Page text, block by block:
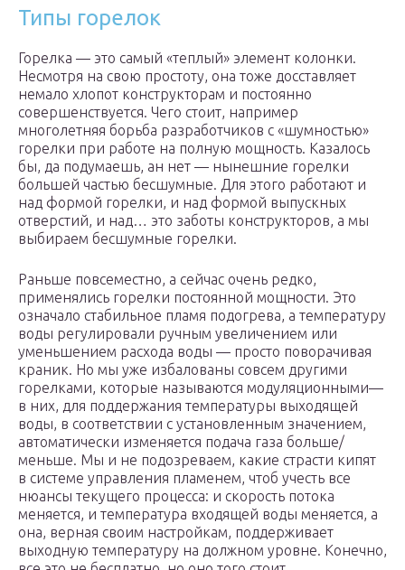
Типы горелок
Горелка — это самый «теплый» элемент колонки.
Несмотря на свою простоту, она тоже досставляет
немало хлопот конструкторам и постоянно
совершенствуется. Чего стоит, например
многолетняя борьба разработчиков с «шумностью»
горелки при работе на полную мощность. Казалось
бы, да подумаешь, ан нет — нынешние горелки
большей частью бесшумные. Для этого работают и
над формой горелки, и над формой выпускных
отверстий, и над… это заботы конструкторов, а мы
выбираем бесшумные горелки.
Раньше повсеместно, а сейчас очень редко,
применялись горелки постоянной мощности. Это
означало стабильное пламя подогрева, а температуру
воды регулировали ручным увеличением или
уменьшением расхода воды — просто поворачивая
краник. Но мы уже избалованы совсем другими
горелками, которые называются модуляционными—
в них, для поддержания температуры выходящей
воды, в соответствии с установленным значением,
автоматически изменяется подача газа больше/
меньше. Мы и не подозреваем, какие страсти кипят
в системе управления пламенем, чтоб учесть все
нюансы текущего процесса: и скорость потока
меняется, и температура входящей воды меняется, а
она, верная своим настройкам, поддерживает
выходную температуру на должном уровне. Конечно,